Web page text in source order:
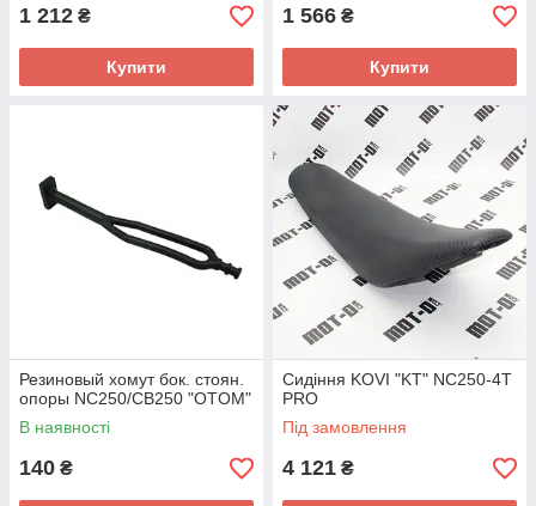
1 212 ₴
Купити
1 566 ₴
Купити
Резиновый хомут бок. стоян.
опоры NC250/CB250 "OTOM"
В наявності
140 ₴
Сидіння KOVI "KT" NC250-4Т
PRO
Під замовлення
4 121 ₴